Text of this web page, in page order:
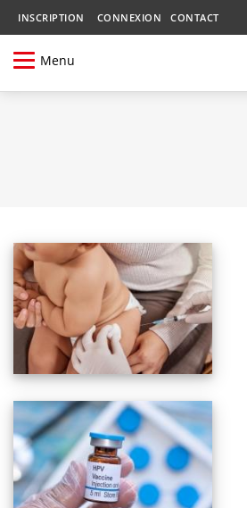
INSCRIPTION CONNEXION CONTACT
Menu